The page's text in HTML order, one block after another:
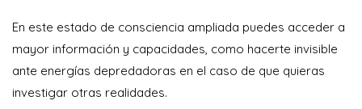
En este estado de consciencia ampliada puedes acceder a
mayor información y capacidades, como hacerte invisible
ante energías depredadoras en el caso de que quieras
investigar otras realidades.